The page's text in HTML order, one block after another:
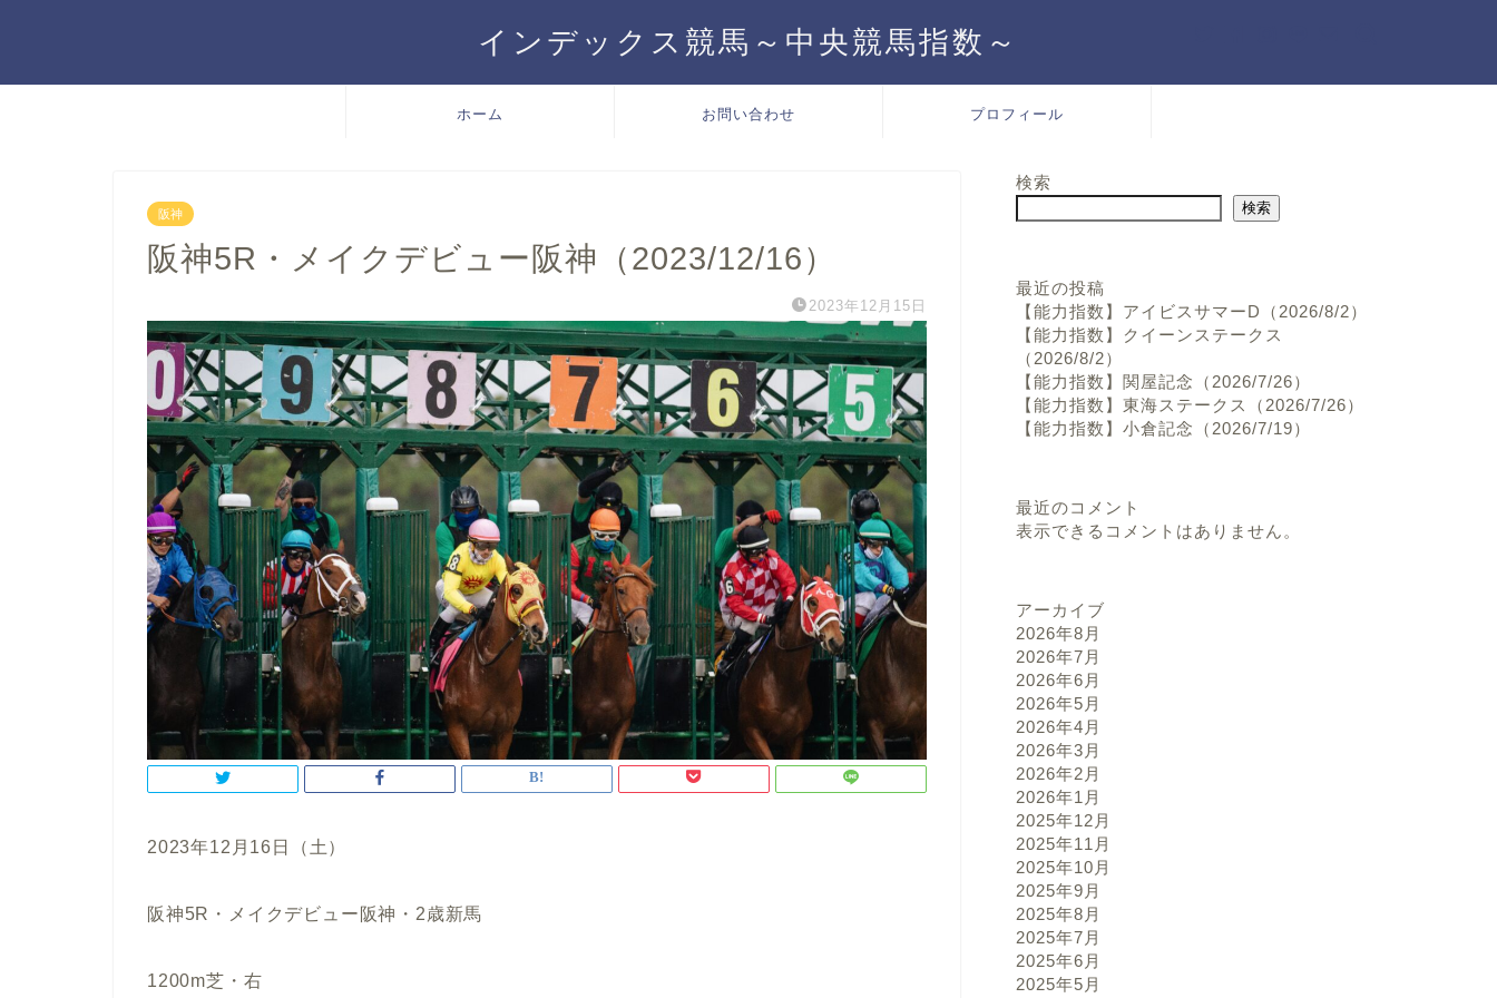
インデックス競馬～中央競馬指数～
ホーム お問い合わせ プロフィール
阪神
阪神5R・メイクデビュー阪神（2023/12/16）
2023年12月15日
2023年12月16日（土）
阪神5R・メイクデビュー阪神・2歳新馬
1200m芝・右
検索
検索
最近の投稿
【能力指数】アイビスサマーD（2026/8/2）
【能力指数】クイーンステークス
（2026/8/2）
【能力指数】関屋記念（2026/7/26）
【能力指数】東海ステークス（2026/7/26）
【能力指数】小倉記念（2026/7/19）
最近のコメント
表示できるコメントはありません。
アーカイブ
2026年8月
2026年7月
2026年6月
2026年5月
2026年4月
2026年3月
2026年2月
2026年1月
2025年12月
2025年11月
2025年10月
2025年9月
2025年8月
2025年7月
2025年6月
2025年5月